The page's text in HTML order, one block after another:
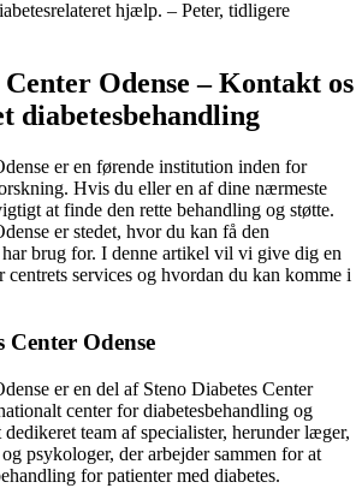
hjælp. – Peter, tidligere
Center Odense – Kontakt os
diabetesbehandling
er en førende institution inden for
Hvis du eller en af dine nærmeste
at finde den rette behandling og støtte.
er stedet, hvor du kan få den
brug for. I denne artikel vil vi give dig en
centrets services og hvordan du kan komme i
Center Odense
er en del af Steno Diabetes Center
center for diabetesbehandling og
team af specialister, herunder læger,
psykologer, der arbejder sammen for at
for patienter med diabetes.